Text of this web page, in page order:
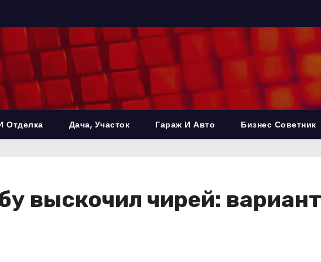
Отделка Дача, Участок Гараж И Авто Бизнес Советник
выскочил чирей: